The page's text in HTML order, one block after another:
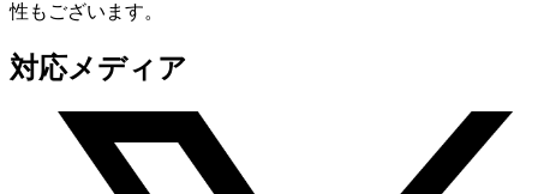
性もございます。
対応メディア